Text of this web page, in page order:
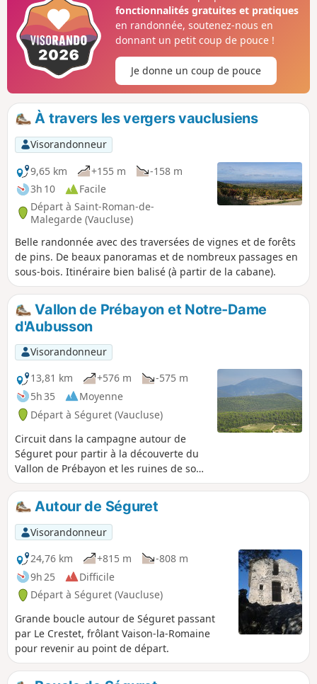
fonctionnalités gratuites et pratiques
en randonnée, soutenez-nous en
donnant un petit coup de pouce !
Je donne un coup de pouce
À travers les vergers vauclusiens
Visorandonneur
9,65 km
+155 m
-158 m
3h 10
Facile
Départ à Saint-Roman-de-
Malegarde (Vaucluse)
Belle randonnée avec des traversées de vignes et de forêts
de pins. De beaux panoramas et de nombreux passages en
sous-bois. Itinéraire bien balisé (à partir de la cabane).
Vallon de Prébayon et Notre-Dame
d'Aubusson
Visorandonneur
13,81 km
+576 m
-575 m
5h 35
Moyenne
Départ à Séguret (Vaucluse)
Circuit dans la campagne autour de
Séguret pour partir à la découverte du
Vallon de Prébayon et les ruines de son
monastère, puis la chapelle Notre-Dame
d'Aubusson.
Autour de Séguret
Visorandonneur
24,76 km
+815 m
-808 m
9h 25
Difficile
Départ à Séguret (Vaucluse)
Grande boucle autour de Séguret passant
par Le Crestet, frôlant Vaison-la-Romaine
pour revenir au point de départ.